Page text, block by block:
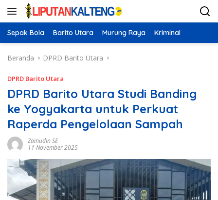
Langsung
Sepak Bola Barito Utara Murung Raya Kriminal
Beranda DPRD Barito Utara
DPRD Barito Utara
DPRD Barito Utara Studi Banding
ke Yogyakarta untuk Perkuat
Raperda Pengelolaan Sampah
Zainudin SE
11 November 2025